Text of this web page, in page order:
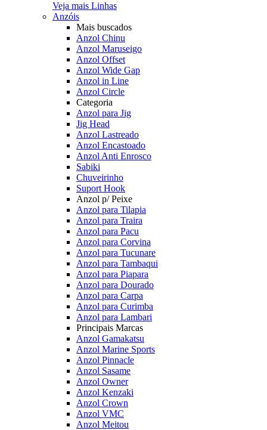
Veja mais Linhas
Anzóis
Mais buscados
Anzol Chinu
Anzol Maruseigo
Anzol Offset
Anzol Wide Gap
Anzol in Line
Anzol Circle
Categoria
Anzol para Jig
Jig Head
Anzol Lastreado
Anzol Encastoado
Anzol Anti Enrosco
Sabiki
Chuveirinho
Suport Hook
Anzol p/ Peixe
Anzol para Tilapia
Anzol para Traira
Anzol para Pacu
Anzol para Corvina
Anzol para Tucunare
Anzol para Tambaqui
Anzol para Piapara
Anzol para Dourado
Anzol para Carpa
Anzol para Curimba
Anzol para Lambari
Principais Marcas
Anzol Gamakatsu
Anzol Marine Sports
Anzol Pinnacle
Anzol Sasame
Anzol Owner
Anzol Kenzaki
Anzol Crown
Anzol VMC
Anzol Meitou